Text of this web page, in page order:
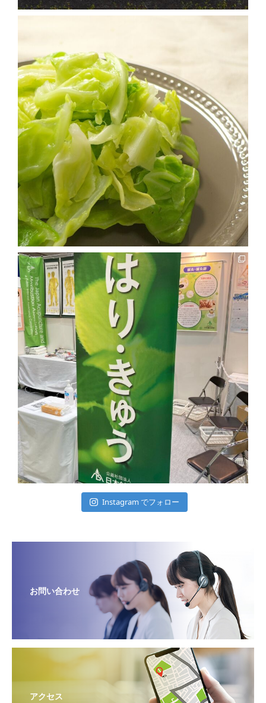
Instagram でフォロー
お問い合わせ
アクセス